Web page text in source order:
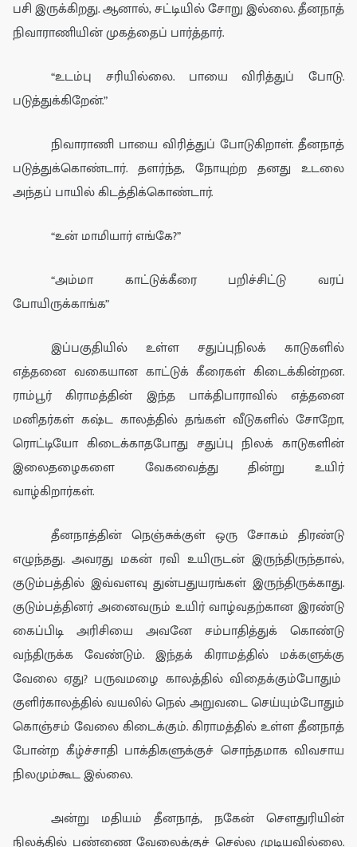
பசி இருக்கிறது.ஆனால், சட்டியில் சோறுஇல்லை.தீனநாத்
நிவாராணியின் முகத்தைப் பார்த்தார்.
“உடம்பு சரியில்லை. பாயைவிரித்துப் போடு.
படுத்துக்கிறேன்.”
நிவாராணி பாயை விரித்துப் போடுகிறாள். தீனநாத்
படுத்துக்கொண்டார். தளர்ந்த, நோயுற்ற தனது உடலை
அந்தப் பாயில்கிடத்திக்கொண்டார்.
“உன் மாமியார்எங்கே?”
“அம்மா காட்டுக்கீரை பறிச்சிட்டு வரப்
போயிருக்காங்க”
இப்பகுதியில் உள்ள சதுப்புநிலக் காடுகளில்
எத்தனை வகையான காட்டுக் கீரைகள் கிடைக்கின்றன.
ராம்பூர் கிராமத்தின் இந்த பாக்திபாராவில் எத்தனை
மனிதர்கள் கஷ்ட காலத்தில் தங்கள் வீடுகளில் சோறோ,
ரொட்டியோ கிடைக்காதபோது சதுப்பு நிலக் காடுகளின்
இலைதழைகளை வேகவைத்து தின்று உயிர்
வாழ்கிறார்கள்.
தீனநாத்தின் நெஞ்சுக்குள் ஒரு சோகம் திரண்டு
எழுந்தது. அவரது மகன் ரவி உயிருடன் இருந்திருந்தால்,
குடும்பத்தில் இவ்வளவு துன்பதுயரங்கள்இருந்திருக்காது.
குடும்பத்தினர் அனைவரும் உயிர்வாழ்வதற்கான இரண்டு
கைப்பிடி அரிசியை அவனே சம்பாதித்துக் கொண்டு
வந்திருக்க வேண்டும். இந்தக் கிராமத்தில் மக்களுக்கு
வேலைஏது? பருவமழை காலத்தில் விதைக்கும்போதும்
குளிர்காலத்தில் வயலில் நெல் அறுவடை செய்யும்போதும்
கொஞ்சம் வேலை கிடைக்கும். கிராமத்தில்உள்ளதீனநாத்
போன்ற கீழ்ச்சாதி பாக்திகளுக்குச் சொந்தமாக விவசாய
நிலமும்கூடஇல்லை.
அன்று மதியம் தீனநாத், நகேன் சௌதுரியின்
நிலத்தில் பண்ணைவேலைக்குச் செல்ல முடியவில்லை.